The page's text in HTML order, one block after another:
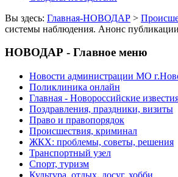
Вы здесь: Главная-НОВОДАР >
системы наблюдения. Анонс публикации
НОВОДАР - Главное меню
Новости администрации МО
Поликлиника онлайн
Главная - Новороссийские
Поздравления, праздники, визиты
Право и правопорядок
Происшествия, криминал
ЖКХ: проблемы, советы, решения
Транспортный узел
Спорт, туризм